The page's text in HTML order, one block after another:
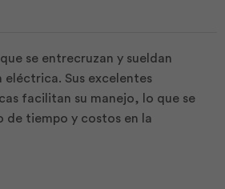
se entrecruzan y sueldan
Sus excelentes
facilitan su manejo, lo que se
de tiempo y costos en la